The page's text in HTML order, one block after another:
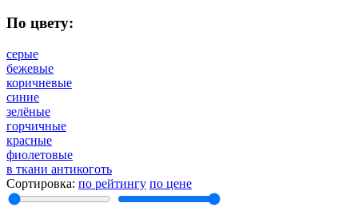
По цвету:
серые
бежевые
коричневые
синие
зелёные
горчичные
красные
фиолетовые
в ткани антикоготь
Сортировка: по рейтингу по цене